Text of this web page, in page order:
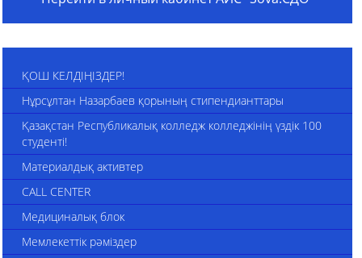
ҚОШ КЕЛДІҢІЗДЕР!
Нұрсұлтан Назарбаев қорының стипендианттары
Қазақстан Республикалық колледж колледжінің үздік 100
студенті!
Материалдық активтер
CALL CENTER
Медициналық блок
Мемлекеттік рәміздер